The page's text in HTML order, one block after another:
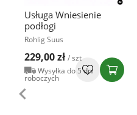
Usługa Wniesienie
podłogi
Rohlig Suus
229,00 zł / szt
Wysyłka do 5 dni
roboczych